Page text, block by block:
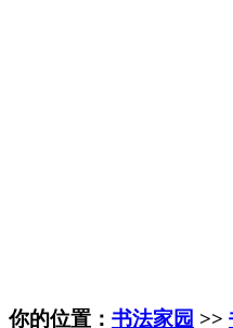
你的位置： 书法家园 >>